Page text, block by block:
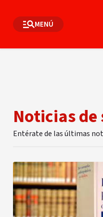
MENÚ
Noticias
Entérate de las últimas